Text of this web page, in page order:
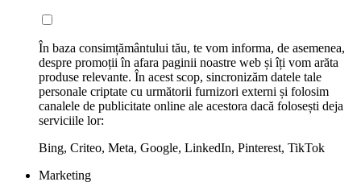
În baza consimțământului tău, te vom informa, de asemenea,
despre promoții în afara paginii noastre web și îți vom arăta
produse relevante. În acest scop, sincronizăm datele tale
personale criptate cu următorii furnizori externi și folosim
canalele de publicitate online ale acestora dacă folosești deja
serviciile lor:
Bing, Criteo, Meta, Google, LinkedIn, Pinterest, TikTok
Marketing